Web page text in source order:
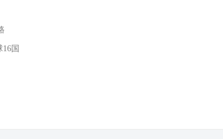
国